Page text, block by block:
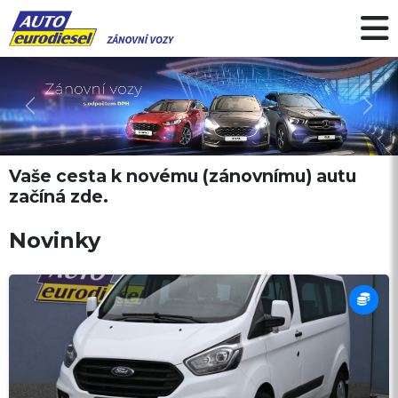
Předchozí Další
Vaše cesta k novému (zánovnímu) autu
začíná zde.
Novinky